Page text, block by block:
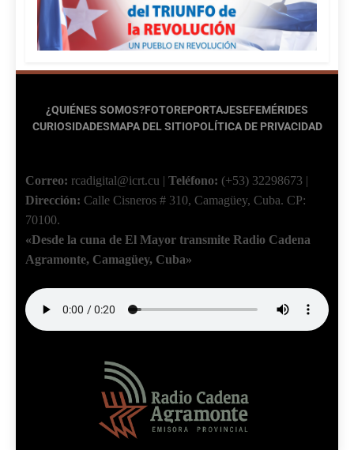
¿QUIÉNES SOMOS?FOTOREPORTAJESEFEMÉRIDES
CURIOSIDADESMAPA DEL SITIOPOLÍTICA DE PRIVACIDAD
Correo: rcadigital@icrt.cu | Teléfono: (+53) 32298673 |
Dirección: Calle Cisneros # 310, Camagüey, Cuba. CP:
70100.
«Desde la cuna de El Mayor transmite Radio Cadena
Agramonte, Camagüey, Cuba»